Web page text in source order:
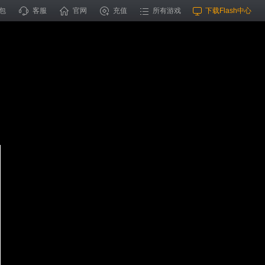
下载Flash中心
所有游戏
充值
官网
客服